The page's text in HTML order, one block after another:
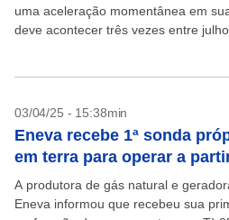
uma aceleração momentânea em
deve acontecer três vezes entre
03/04/25 - 15:38min
Eneva recebe 1ª sonda
em terra para operar a
A produtora de gás natural e
Eneva informou que recebeu sua